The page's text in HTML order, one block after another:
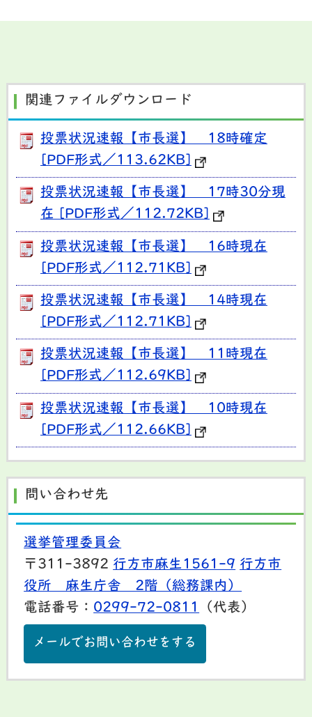
関連ファイルダウンロード
投票状況速報【市長選】 18時確定
[PDF形式／113.62KB]
投票状況速報【市長選】 17時30分現
在 [PDF形式／112.72KB]
投票状況速報【市長選】 16時現在
[PDF形式／112.71KB]
投票状況速報【市長選】 14時現在
[PDF形式／112.71KB]
投票状況速報【市長選】 11時現在
[PDF形式／112.69KB]
投票状況速報【市長選】 10時現在
[PDF形式／112.66KB]
問い合わせ先
選挙管理委員会
〒311-3892 行方市麻生1561-9 行方市
役所 麻生庁舎 2階（総務課内）
電話番号： 0299-72-0811 （代表）
メールでお問い合わせをする